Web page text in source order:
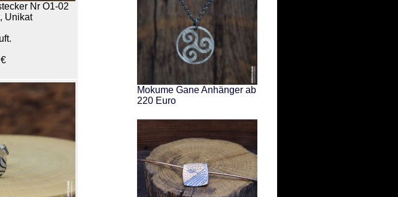
Nr O1-02
Unikat
Mokume Gane Anhänger ab
220 Euro